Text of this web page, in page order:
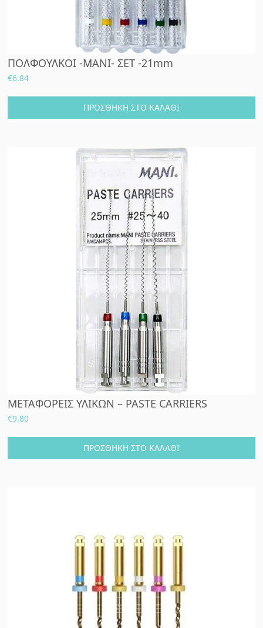
ΠΟΛΦΟΥΛΚΟΙ -MANI- ΣΕΤ -21mm
€6.84
ΠΡΟΣΘΉΚΗ ΣΤΟ ΚΑΛΆΘΙ
ΜΕΤΑΦΟΡΕΙΣ ΥΛΙΚΩΝ – PASTE CARRIERS
€9.80
ΠΡΟΣΘΉΚΗ ΣΤΟ ΚΑΛΆΘΙ